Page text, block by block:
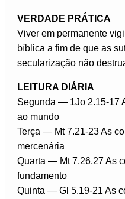
VERDADE PRÁTICA
Viver em permanente
bíblica a fim de que as
secularização não
LEITURA DIÁRIA
Segunda — 1Jo 2.15-17
ao mundo
Terça — Mt 7.21-23 As
mercenária
Quarta — Mt 7.26,27 As
fundamento
Quinta — Gl 5.19-21 As